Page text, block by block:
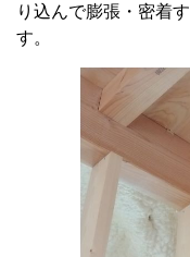
り込んで膨張・密着
す。